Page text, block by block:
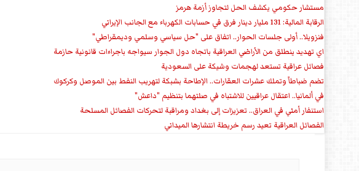
مستشار حكومي يكشف الحل لتجاوز أزمة هرمز
الرقابة المالية: 131 مليار دينار فرق في حسابات الكهرباء مع الجانب الإيراني
فنزويلا.. أولى جلسات الحوار.. اتفاق على "حل سياسي وسلمي وديمقراطي"
اي تهديد ينطلق من الأراضي العراقية باتجاه دول الجوار سيواجه باجراءات قانونية حازمة
فصائل عراقية تستعد لهجمات وشيكة على السعودية
تضم ضباطاً وتملك عشرات العقارات.. الإطاحة بشبكة لتهريب النفط بين الموصل وكركوك
في ألمانيا.. اعتقال عراقيين للاشتباه في صلتهما بتنظيم "داعش"
استنفار أمني في العراق.. تعزيزات إلى بغداد ومراقبة لتحركات الفصائل المسلحة
الفصائل العراقية تعيد رسم خريطة انتشارها الميداني